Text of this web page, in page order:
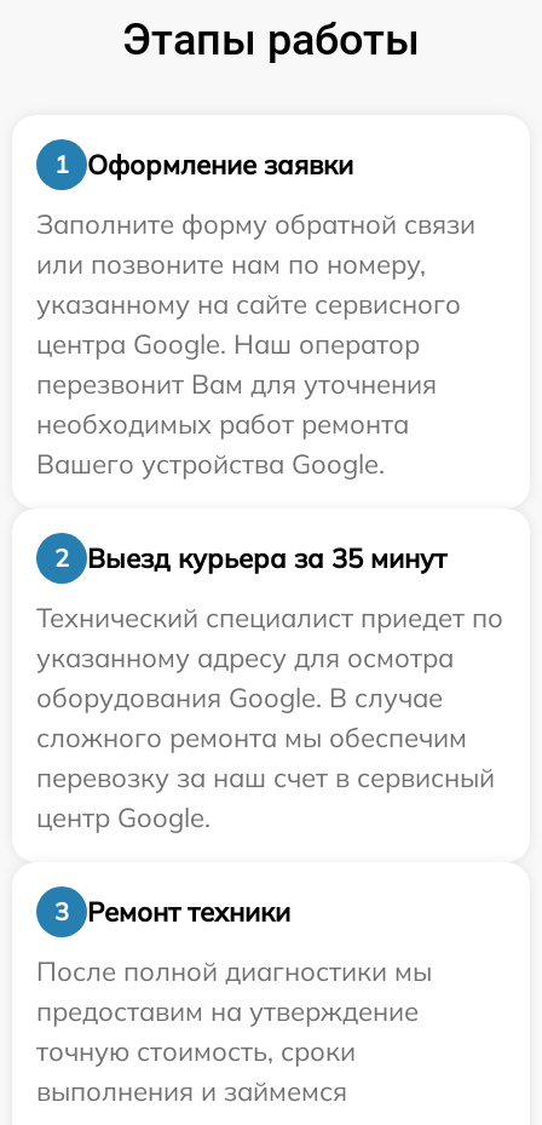
Этапы работы
1
Оформление заявки
Заполните форму обратной связи
или позвоните нам по номеру,
указанному на сайте сервисного
центра Google. Наш оператор
перезвонит Вам для уточнения
необходимых работ ремонта
Вашего устройства Google.
2
Выезд курьера за 35 минут
Технический специалист приедет по
указанному адресу для осмотра
оборудования Google. В случае
сложного ремонта мы обеспечим
перевозку за наш счет в сервисный
центр Google.
3
Ремонт техники
После полной диагностики мы
предоставим на утверждение
точную стоимость, сроки
выполнения и займемся